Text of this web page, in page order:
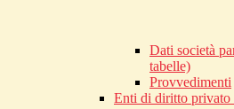
Dati società
tabelle)
Provvedimenti
Enti di diritto privato